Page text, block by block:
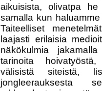
aikuisista, olivatpa
samalla kun
Taiteelliset
laajasti erilaisia
näkökulmia
tarinoita
välisistä siteistä,
jongleerauksesta